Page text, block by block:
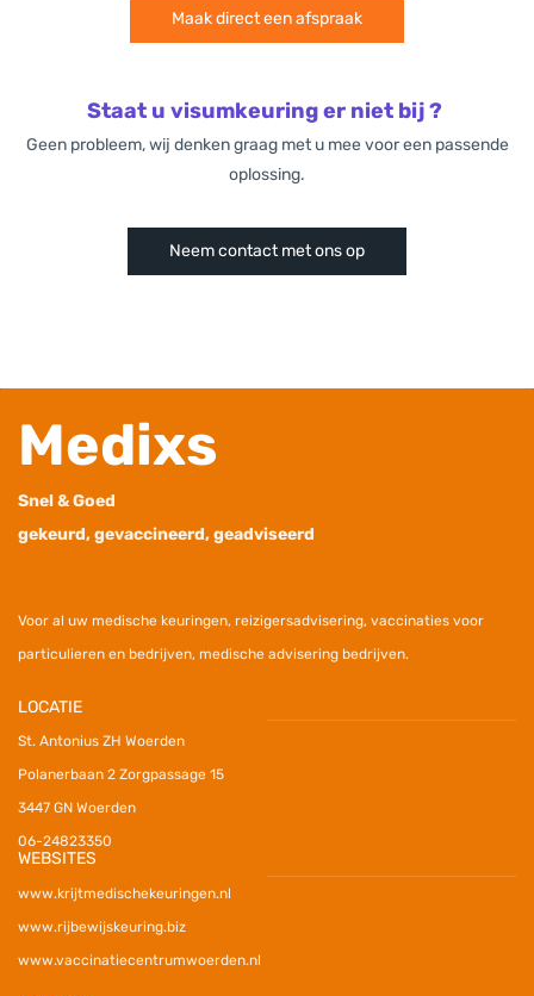
Maak direct een afspraak
Staat u visumkeuring er niet bij ?
Geen probleem, wij denken graag met u mee voor een passende
oplossing.
Neem contact met ons op
Medixs
Snel & Goed
gekeurd, gevaccineerd, geadviseerd
Voor al uw medische keuringen, reizigersadvisering, vaccinaties voor
particulieren en bedrijven, medische advisering bedrijven.
LOCATIE
St. Antonius ZH Woerden
Polanerbaan 2 Zorgpassage 15
3447 GN Woerden
06-24823350
WEBSITES
www.krijtmedischekeuringen.nl
www.rijbewijskeuring.biz
www.vaccinatiecentrumwoerden.nl